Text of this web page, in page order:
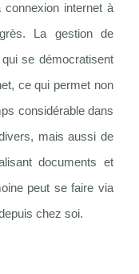
internet à
La gestion de
se démocratisent
ce qui permet non
considérable dans
mais aussi de
documents et
peut se faire via
chez soi.